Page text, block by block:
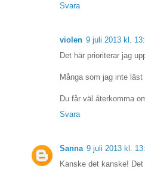
Svara
violen 9 juli 2013 kl.
Det här prioriterar jag
Många som jag inte läst
Du får väl återkomma
Svara
Sanna 9 juli 2013 kl.
Kanske det kanske! Det